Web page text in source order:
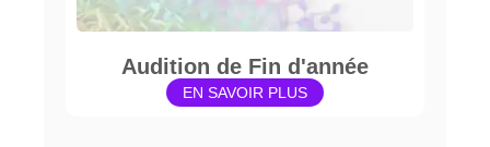
Audition de Fin d'année
EN SAVOIR PLUS